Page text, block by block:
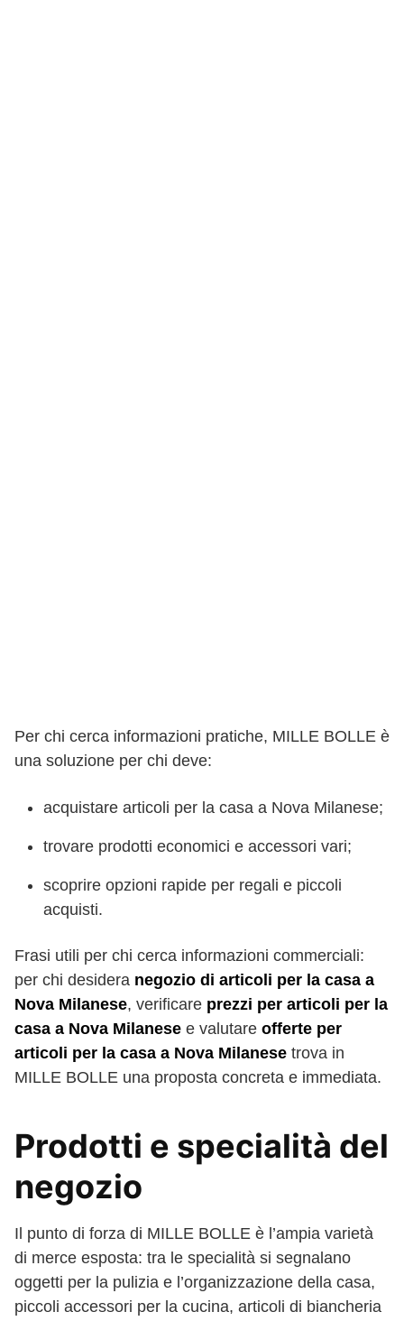
Per chi cerca informazioni pratiche, MILLE BOLLE è
una soluzione per chi deve:
acquistare articoli per la casa a Nova Milanese;
trovare prodotti economici e accessori vari;
scoprire opzioni rapide per regali e piccoli
acquisti.
Frasi utili per chi cerca informazioni commerciali:
per chi desidera negozio di articoli per la casa a
Nova Milanese, verificare prezzi per articoli per la
casa a Nova Milanese e valutare offerte per
articoli per la casa a Nova Milanese trova in
MILLE BOLLE una proposta concreta e immediata.
Prodotti e specialità del
negozio
Il punto di forza di MILLE BOLLE è l’ampia varietà
di merce esposta: tra le specialità si segnalano
oggetti per la pulizia e l’organizzazione della casa,
piccoli accessori per la cucina, articoli di biancheria